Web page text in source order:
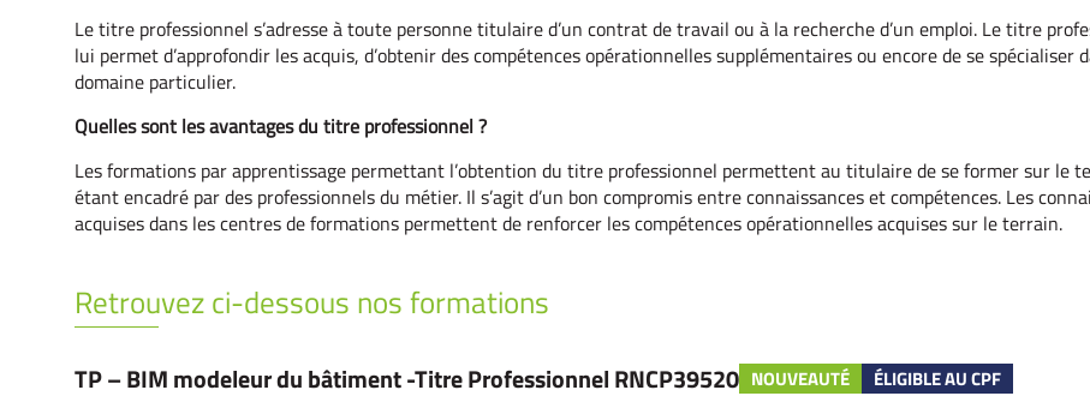
Le titre professionnel s’adresse à toute personne titulaire d’un contrat de travail ou à la recherche d’un emploi. Le titre
lui permet d’approfondir les acquis, d’obtenir des compétences opérationnelles supplémentaires ou encore de se spécialiser
domaine particulier.
Quelles sont les avantages du titre professionnel ?
Les formations par apprentissage permettant l’obtention du titre professionnel permettent au titulaire de se former sur le
étant encadré par des professionnels du métier. Il s’agit d’un bon compromis entre connaissances et compétences. Les
acquises dans les centres de formations permettent de renforcer les compétences opérationnelles acquises sur le terrain.
Retrouvez ci-dessous nos formations
TP – BIM modeleur du bâtiment -Titre Professionnel RNCP39520 NOUVEAUTÉ
ÉLIGIBLE AU CPF